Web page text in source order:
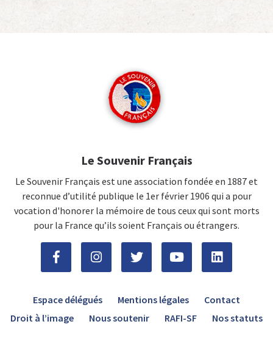
Le Souvenir Français
Le Souvenir Français est une association fondée en 1887 et
reconnue d’utilité publique le 1er février 1906 qui a pour
vocation d'honorer la mémoire de tous ceux qui sont morts
pour la France qu’ils soient Français ou étrangers.
Espace délégués Mentions légales
Contact
Droit à l’image
Nous soutenir RAFI-SF Nos statuts